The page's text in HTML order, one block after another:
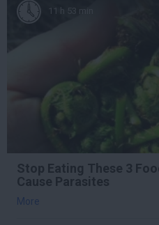
11 h 53 min
Stop Eating These 3
Cause Parasites
More